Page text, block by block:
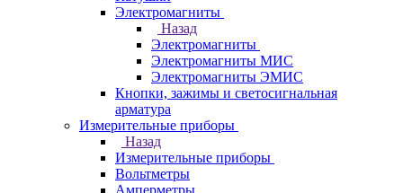
Электромагниты
Назад
Электромагниты
Электромагниты МИС
Электромагниты ЭМИС
Кнопки, зажимы и светосигнальная
арматура
Измерительные приборы
Назад
Измерительные приборы
Вольтметры
Амперметры